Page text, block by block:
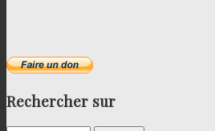
Rechercher sur